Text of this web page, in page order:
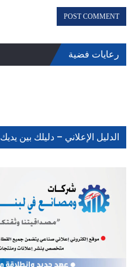
رعايات فضية
الدليل الإعلاني – دليلك بين يديك